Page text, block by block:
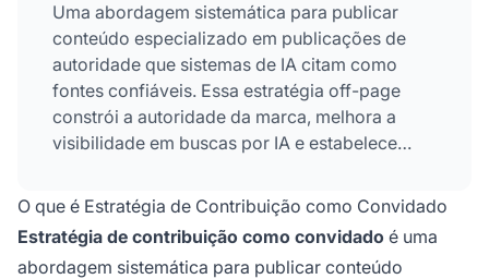
Uma abordagem sistemática para publicar
conteúdo especializado em publicações de
autoridade que sistemas de IA citam como
fontes confiáveis. Essa estratégia off-page
constrói a autoridade da marca, melhora a
visibilidade em buscas por IA e estabelece
contribuições de
alta qualidade
plataformas respeitadas que grandes modelos
de linguagem priorizam ao gerar respostas.
O que é Estratégia de Contribuição como Convidado
Estratégia de contribuição como convidado é uma
abordagem sistemática para publicar conteúdo